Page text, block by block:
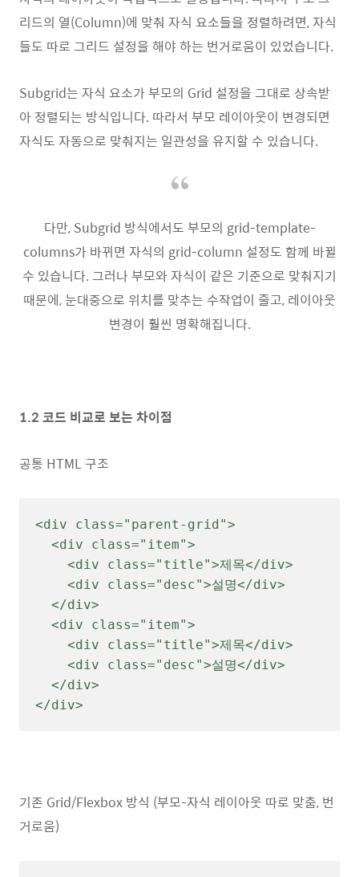
리드의 열(Column)에 맞춰 자식 요소들을 정렬하려면, 자식
들도 따로 그리드 설정을 해야 하는 번거로움이 있었습니다.
Subgrid는 자식 요소가 부모의 Grid 설정을 그대로 상속받
아 정렬되는 방식입니다. 따라서 부모 레이아웃이 변경되면
자식도 자동으로 맞춰지는 일관성을 유지할 수 있습니다.
다만, Subgrid 방식에서도 부모의 grid-template-
columns가 바뀌면 자식의 grid-column 설정도 함께 바뀔
수 있습니다. 그러나 부모와 자식이 같은 기준으로 맞춰지기
때문에, 눈대중으로 위치를 맞추는 수작업이 줄고, 레이아웃
변경이 훨씬 명확해집니다.
1.2 코드 비교로 보는 차이점
공통 HTML 구조
<div class="parent-grid">
</div>
기존 Grid/Flexbox 방식 (부모-자식 레이아웃 따로 맞춤, 번
거로움)